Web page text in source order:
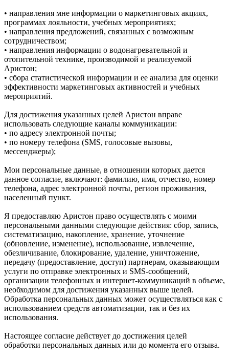
• направления мне информации о маркетинговых акциях,
программах лояльности, учебных мероприятиях;
• направления предложений, связанных с возможным
сотрудничеством;
• направления информации о водонагревательной и
отопительной технике, производимой и реализуемой
Аристон;
• сбора статистической информации и ее анализа для оценки
эффективности маркетинговых активностей и учебных
мероприятий.
Для достижения указанных целей Аристон вправе
использовать следующие каналы коммуникации:
• по адресу электронной почты;
• по номеру телефона (SMS, голосовые вызовы,
мессенджеры);
Мои персональные данные, в отношении которых дается
данное согласие, включают: фамилию, имя, отчество, номер
телефона, адрес электронной почты, регион проживания,
населенный пункт.
Я предоставляю Аристон право осуществлять с моими
персональными данными следующие действия: сбор, запись,
систематизацию, накопление, хранение, уточнение
(обновление, изменение), использование, извлечение,
обезличивание, блокирование, удаление, уничтожение,
передачу (предоставление, доступ) партнерам, оказывающим
услуги по отправке электронных и SMS‑сообщений,
организации телефонных и интернет‑коммуникаций в объеме,
необходимом для достижения указанных выше целей.
Обработка персональных данных может осуществляться как с
использованием средств автоматизации, так и без их
использования.
Настоящее согласие действует до достижения целей
обработки персональных данных или до момента его отзыва.